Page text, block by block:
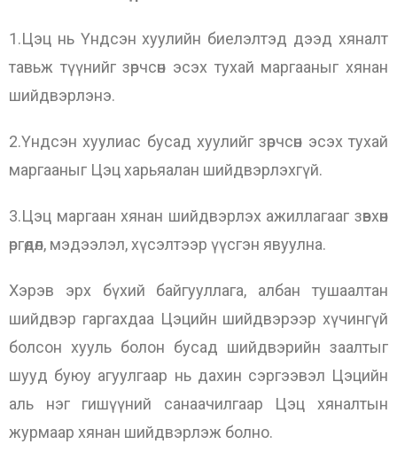
1.Цэц нь Үндсэн хуулийн биелэлтэд дээд хяналт
тавьж түүнийг зөрчсөн эсэх тухай маргааныг хянан
шийдвэрлэнэ.
2.Үндсэн хуулиас бусад хуулийг зөрчсөн эсэх тухай
маргааныг Цэц харьяалан шийдвэрлэхгүй.
3.Цэц маргаан хянан шийдвэрлэх ажиллагааг зөвхөн
өргөдөл, мэдээлэл, хүсэлтээр үүсгэн явуулна.
Хэрэв эрх бүхий байгууллага, албан тушаалтан
шийдвэр гаргахдаа Цэцийн шийдвэрээр хүчингүй
болсон хууль болон бусад шийдвэрийн заалтыг
шууд буюу агуулгаар нь дахин сэргээвэл Цэцийн
аль нэг гишүүний санаачилгаар Цэц хяналтын
журмаар хянан шийдвэрлэж болно.